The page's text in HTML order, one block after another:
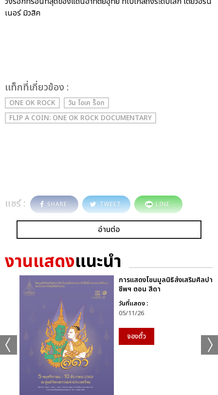
เนอร์ มิวสิค
เเท็กที่เกี่ยวข้อง :
ONE OK ROCK
วัน โอเค ร็อก
FLIP A COIN: ONE OK ROCK DOCUMENTARY
แชร์ : SHARE TWEET LINE
อ่านต่อ
งานแสดงแนะนำ
การแสดงโขนมูลนิธิส่งเสริมศิลปา
ชีพฯ ตอน สีดา
วันที่แสดง :
05/11/26
จองตั๋ว